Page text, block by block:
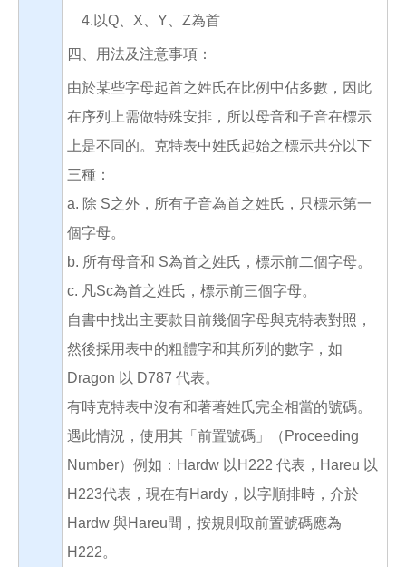
4.以Q、X、Y、Z為首
四、用法及注意事項：
由於某些字母起首之姓氏在比例中佔多數，因此
在序列上需做特殊安排，所以母音和子音在標示
上是不同的。克特表中姓氏起始之標示共分以下
三種：
a. 除 S之外，所有子音為首之姓氏，只標示第一
個字母。
b. 所有母音和 S為首之姓氏，標示前二個字母。
c. 凡Sc為首之姓氏，標示前三個字母。
自書中找出主要款目前幾個字母與克特表對照，
然後採用表中的粗體字和其所列的數字，如
Dragon 以 D787 代表。
有時克特表中沒有和著著姓氏完全相當的號碼。
遇此情況，使用其「前置號碼」（Proceeding
Number）例如：Hardw 以H222 代表，Hareu 以
H223代表，現在有Hardy，以字順排時，介於
Hardw 與Hareu間，按規則取前置號碼應為
H222。